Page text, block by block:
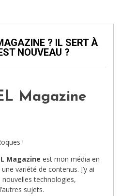
? IL SERT À
NOUVEAU ?
Magazine
!
Magazine est mon média en
variété de contenus. J’y ai
nouvelles technologies,
sujets.